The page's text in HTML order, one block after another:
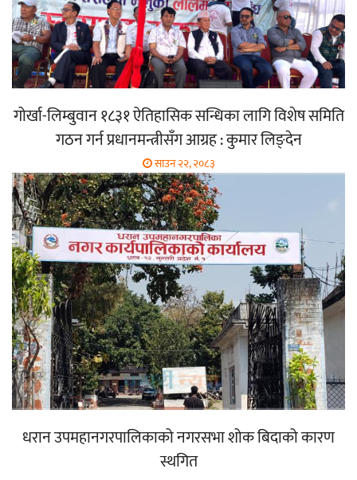
गोर्खा-लिम्बुवान १८३१ ऐतिहासिक सन्धिका लागि विशेष समिति
गठन गर्न प्रधानमन्त्रीसँग आग्रह : कुमार लिङ्देन
साउन २२, २०८३
धरान उपमहानगरपालिकाको नगरसभा शोक बिदाको कारण
स्थगित